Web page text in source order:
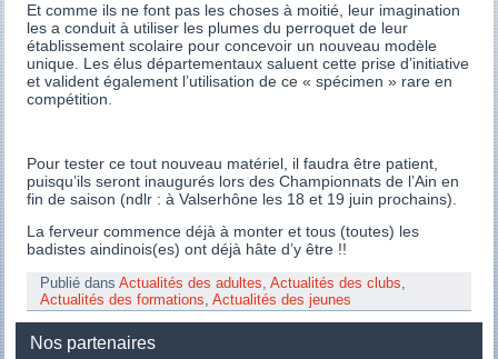
Et comme ils ne font pas les choses à moitié, leur imagination
les a conduit à utiliser les plumes du perroquet de leur
établissement scolaire pour concevoir un nouveau modèle
unique. Les élus départementaux saluent cette prise d’initiative
et valident également l’utilisation de ce « spécimen » rare en
compétition.
Pour tester ce tout nouveau matériel, il faudra être patient,
puisqu’ils seront inaugurés lors des Championnats de l’Ain en
fin de saison (ndlr : à Valserhône les 18 et 19 juin prochains).
La ferveur commence déjà à monter et tous (toutes) les
badistes aindinois(es) ont déjà hâte d’y être !!
Publié dans Actualités des adultes,Actualités des clubs,
Actualités des formations,Actualités des jeunes
Nos partenaires